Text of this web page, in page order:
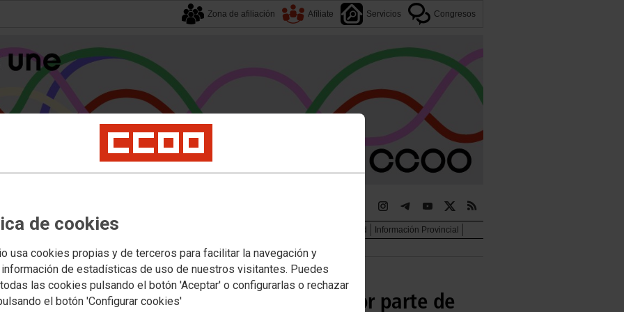
de cookies
usa cookies propias y de terceros para facilitar la navegación y
de estadísticas de uso de nuestros visitantes. Puedes
las cookies pulsando el botón 'Aceptar' o configurarlas o rechazar
el botón 'Configurar cookies'
Zona de afiliación Afíliate Servicios Congresos
Universidad Privada Política Educativa
Información Provincial
para la realización de actividades por parte de